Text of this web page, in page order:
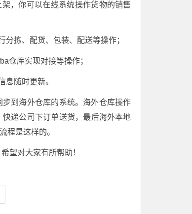
，你可以在线系统操作货物的销售
拣、配货、包装、配送等操作；
仓库实现对接等操作；
息随时更新。
到海外仓库的系统。海外仓库操作
递公司下订单送货，最后海外本地
程是这样的。
望对大家有所帮助！